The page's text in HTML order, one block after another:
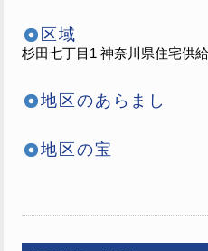
区域
杉田七丁目1 神奈川県住宅供
地区のあらまし
地区の宝